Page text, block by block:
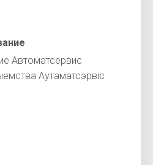
Автоматсервис
Аутаматсэрвiс